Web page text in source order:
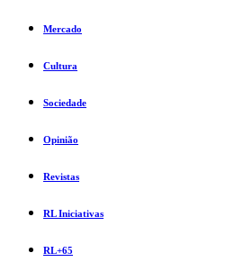
Mercado
Cultura
Sociedade
Opinião
Revistas
RL Iniciativas
RL+65